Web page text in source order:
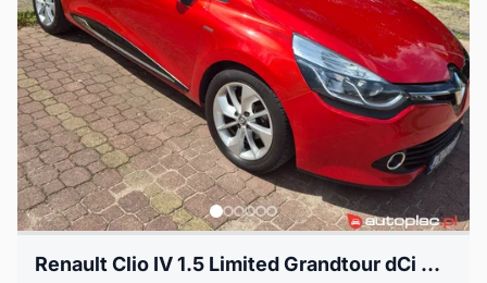
Renault Clio IV 1.5 Limited Grandtour dCi 90KM